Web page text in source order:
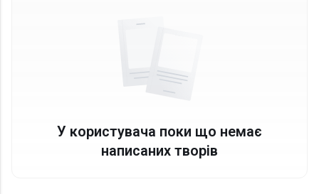
У користувача поки що немає
написаних творів